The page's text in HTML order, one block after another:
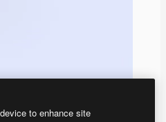
to enhance site